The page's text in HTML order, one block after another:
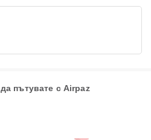
пътувате с Airpaz